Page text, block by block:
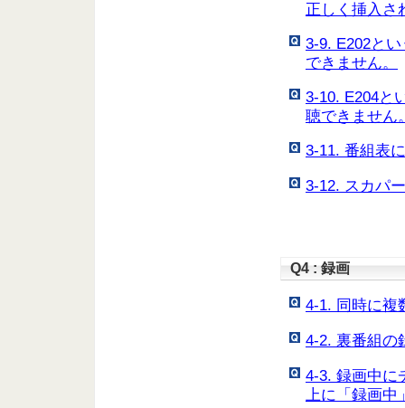
正しく挿入さ
3-9. E202と
できません。
3-10. E204と
聴できません
3-11. 番組表
3-12. スカパ
Q4 : 録画
4-1. 同時に複
4-2. 裏番組の
4-3. 録画中に
上に「録画中